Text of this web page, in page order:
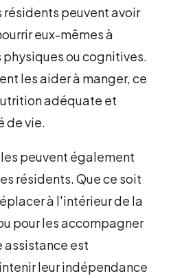
peuvent avoir
eux-mêmes à
ou cognitives.
les aider à manger, ce
adéquate et
de vie.
peuvent également
résidents. Que ce soit
à l'intérieur de la
pour les accompagner
assistance est
leur indépendance